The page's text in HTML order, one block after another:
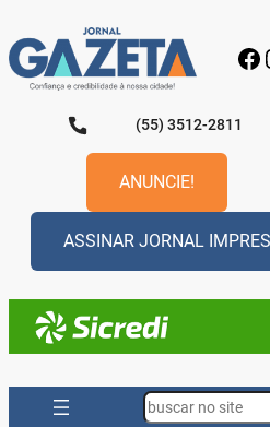
para
o
conteúdo
(55) 3512-2811
ANUNCIE!
ASSINAR JORNAL
Search